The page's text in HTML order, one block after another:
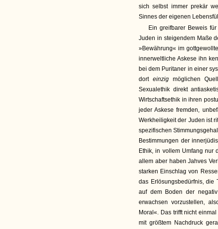
sich selbst immer prekär
Sinnes der eigenen
Ein greifbarer Beweis
Juden in steigendem Maße
»Bewährung« im
innerweltliche Askese ihn
bei dem Puritaner in einer
dort einzig möglichen
Sexualethik direkt
Wirtschaftsethik in ihren
jeder Askese fremden,
Werkheiligkeit der Juden ist
spezifischen
Bestimmungen der
Ethik, in vollem Umfang nur
allem aber haben Jahves
starken Einschlag von
das Erlösungsbedürfnis, die
auf dem Boden der
erwachsen vorzustellen,
Moral«. Das trifft nicht
mit größtem Nachdruck